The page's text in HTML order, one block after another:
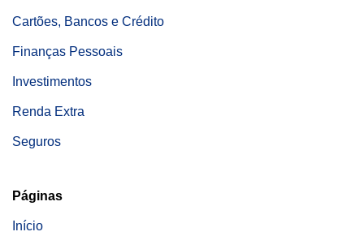
Cartões, Bancos e Crédito
Finanças Pessoais
Investimentos
Renda Extra
Seguros
Páginas
Início